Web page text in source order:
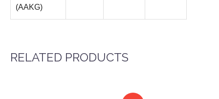
(AAKG)
RELATED PRODUCTS